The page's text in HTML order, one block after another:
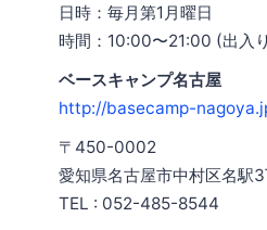
日時：毎月第1月曜日
時間：10:00〜21:00 (出入
ベースキャンプ名古屋
http://basecamp-
〒450-0002
愛知県名古屋市中村区名駅
TEL : 052-485-8544